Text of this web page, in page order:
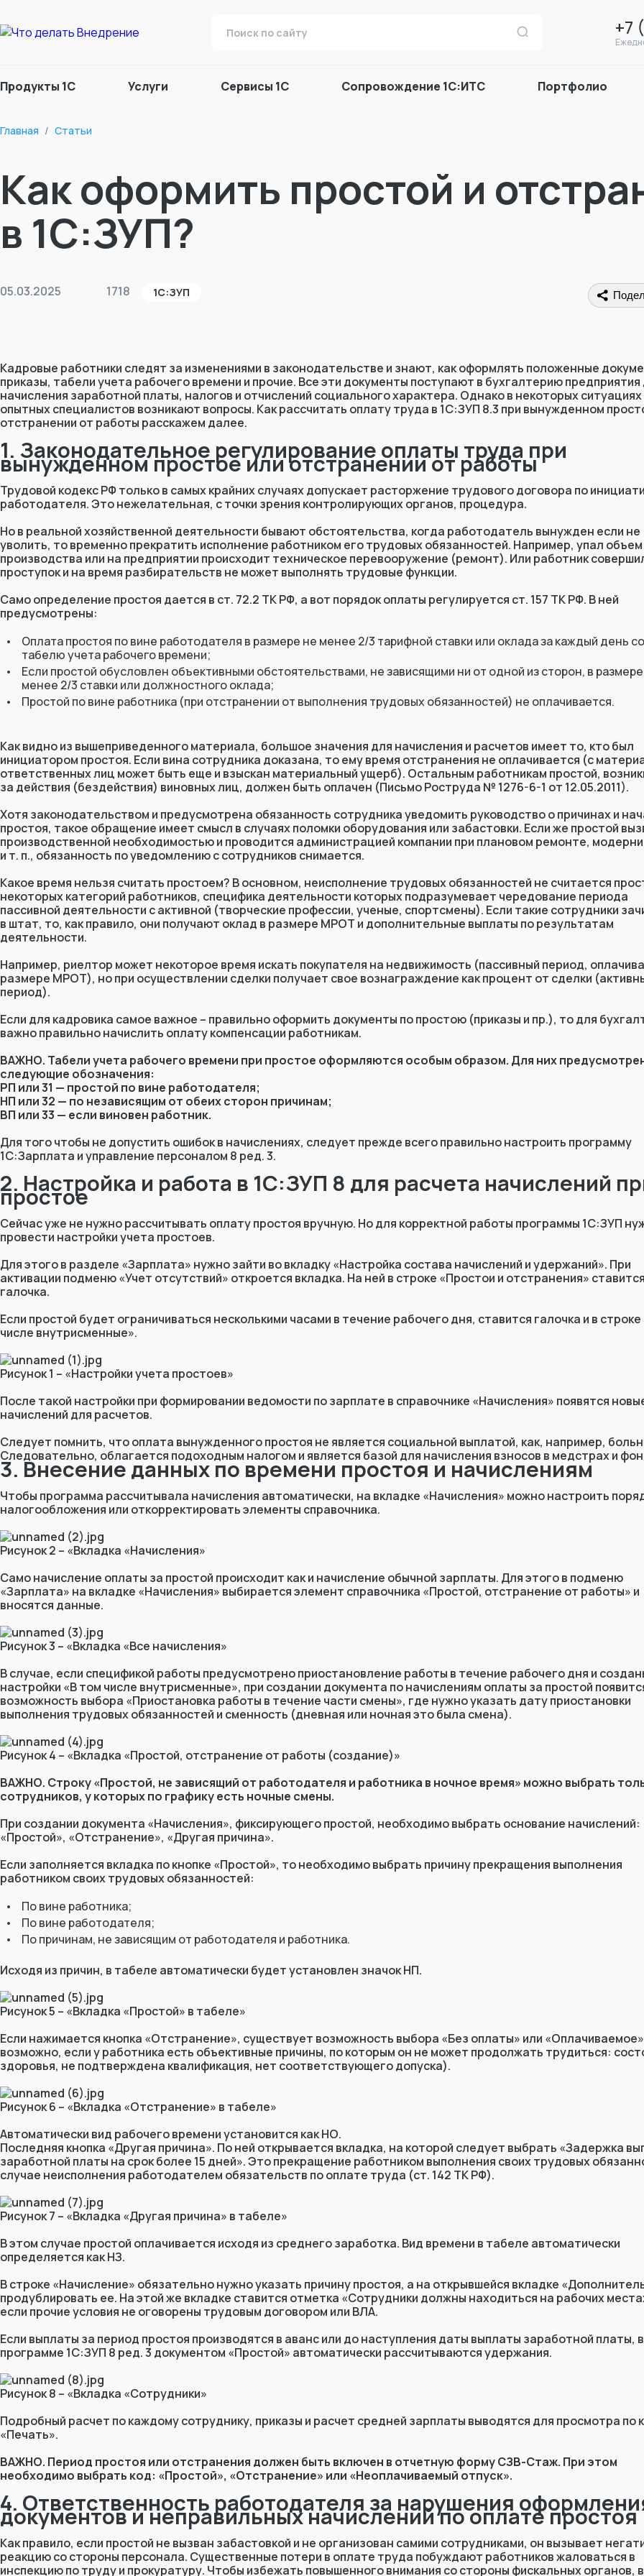
+7
Продукты 1С Услуги Сервисы 1С Сопровождение 1С:ИТС Портфолио
Главная / Статьи
Как оформить простой и
в 1С:ЗУП?
05.03.2025 1718 1С:ЗУП
Кадровые работники следят за изменениями в законодательстве и знают, как оформлять положенные
приказы, табели учета рабочего времени и прочие. Все эти документы поступают в бухгалтерию предприятия
начисления заработной платы, налогов и отчислений социального характера. Однако в некоторых
опытных специалистов возникают вопросы. Как рассчитать оплату труда в 1С:ЗУП 8.3 при вынужденном
отстранении от работы расскажем далее.
1. Законодательное регулирование оплаты труда при
вынужденном простое или отстранении от работы
Трудовой кодекс РФ только в самых крайних случаях допускает расторжение трудового договора по
работодателя. Это нежелательная, с точки зрения контролирующих органов, процедура.
Но в реальной хозяйственной деятельности бывают обстоятельства, когда работодатель вынужден если не
уволить, то временно прекратить исполнение работником его трудовых обязанностей. Например, упал объем
производства или на предприятии происходит техническое перевооружение (ремонт). Или работник
проступок и на время разбирательств не может выполнять трудовые функции.
Само определение простоя дается в ст. 72.2 ТК РФ, а вот порядок оплаты регулируется ст. 157 ТК РФ. В ней
предусмотрены:
Оплата простоя по вине работодателя в размере не менее 2/3 тарифной ставки или оклада за каждый день
табелю учета рабочего времени;
Если простой обусловлен объективными обстоятельствами, не зависящими ни от одной из сторон, в
менее 2/3 ставки или должностного оклада;
Простой по вине работника (при отстранении от выполнения трудовых обязанностей) не оплачивается.
Как видно из вышеприведенного материала, большое значения для начисления и расчетов имеет то, кто был
инициатором простоя. Если вина сотрудника доказана, то ему время отстранения не оплачивается (с
ответственных лиц может быть еще и взыскан материальный ущерб). Остальным работникам простой,
за действия (бездействия) виновных лиц, должен быть оплачен (Письмо Роструда № 1276-6-1 от 12.05.2011).
Хотя законодательством и предусмотрена обязанность сотрудника уведомить руководство о причинах и
простоя, такое обращение имеет смысл в случаях поломки оборудования или забастовки. Если же простой
производственной необходимостью и проводится администрацией компании при плановом ремонте,
и т. п., обязанность по уведомлению с сотрудников снимается.
Какое время нельзя считать простоем? В основном, неисполнение трудовых обязанностей не считается
некоторых категорий работников, специфика деятельности которых подразумевает чередование периода
пассивной деятельности с активной (творческие профессии, ученые, спортсмены). Если такие сотрудники
в штат, то, как правило, они получают оклад в размере МРОТ и дополнительные выплаты по результатам
деятельности.
Например, риелтор может некоторое время искать покупателя на недвижимость (пассивный период,
размере МРОТ), но при осуществлении сделки получает свое вознаграждение как процент от сделки
период).
Если для кадровика самое важное – правильно оформить документы по простою (приказы и пр.), то для
важно правильно начислить оплату компенсации работникам.
ВАЖНО. Табели учета рабочего времени при простое оформляются особым образом. Для них
следующие обозначения:
РП или 31 — простой по вине работодателя;
НП или 32 — по независящим от обеих сторон причинам;
ВП или 33 — если виновен работник.
Для того чтобы не допустить ошибок в начислениях, следует прежде всего правильно настроить программу
1С:Зарплата и управление персоналом 8 ред. 3.
2. Настройка и работа в 1С:ЗУП 8 для расчета начислений
простое
Сейчас уже не нужно рассчитывать оплату простоя вручную. Но для корректной работы программы 1С:ЗУП
провести настройки учета простоев.
Для этого в разделе «Зарплата» нужно зайти во вкладку «Настройка состава начислений и удержаний». При
активации подменю «Учет отсутствий» откроется вкладка. На ней в строке «Простои и отстранения» ставится
галочка.
Если простой будет ограничиваться несколькими часами в течение рабочего дня, ставится галочка и в
числе внутрисменные».
Рисунок 1 – «Настройки учета простоев»
После такой настройки при формировании ведомости по зарплате в справочнике «Начисления» появятся
начислений для расчетов.
Следует помнить, что оплата вынужденного простоя не является социальной выплатой, как, например,
Следовательно, облагается подоходным налогом и является базой для начисления взносов в медстрах и
3. Внесение данных по времени простоя и начислениям
Чтобы программа рассчитывала начисления автоматически, на вкладке «Начисления» можно настроить
налогообложения или откорректировать элементы справочника.
Рисунок 2 – «Вкладка «Начисления»
Само начисление оплаты за простой происходит как и начисление обычной зарплаты. Для этого в подменю
«Зарплата» на вкладке «Начисления» выбирается элемент справочника «Простой, отстранение от работы» и
вносятся данные.
Рисунок 3 – «Вкладка «Все начисления»
В случае, если спецификой работы предусмотрено приостановление работы в течение рабочего дня и
настройки «В том числе внутрисменные», при создании документа по начислениям оплаты за простой
возможность выбора «Приостановка работы в течение части смены», где нужно указать дату приостановки
выполнения трудовых обязанностей и сменность (дневная или ночная это была смена).
Рисунок 4 – «Вкладка «Простой, отстранение от работы (создание)»
ВАЖНО. Строку «Простой, не зависящий от работодателя и работника в ночное время» можно выбрать
сотрудников, у которых по графику есть ночные смены.
При создании документа «Начисления», фиксирующего простой, необходимо выбрать основание начислений:
«Простой», «Отстранение», «Другая причина».
Если заполняется вкладка по кнопке «Простой», то необходимо выбрать причину прекращения выполнения
работником своих трудовых обязанностей:
По вине работника;
По вине работодателя;
По причинам, не зависящим от работодателя и работника.
Исходя из причин, в табеле автоматически будет установлен значок НП.
Рисунок 5 – «Вкладка «Простой» в табеле»
Если нажимается кнопка «Отстранение», существует возможность выбора «Без оплаты» или
возможно, если у работника есть объективные причины, по которым он не может продолжать трудиться:
здоровья, не подтверждена квалификация, нет соответствующего допуска).
Рисунок 6 – «Вкладка «Отстранение» в табеле»
Автоматически вид рабочего времени установится как НО.
Последняя кнопка «Другая причина». По ней открывается вкладка, на которой следует выбрать «Задержка
заработной платы на срок более 15 дней». Это прекращение работником выполнения своих трудовых
случае неисполнения работодателем обязательств по оплате труда (ст. 142 ТК РФ).
Рисунок 7 – «Вкладка «Другая причина» в табеле»
В этом случае простой оплачивается исходя из среднего заработка. Вид времени в табеле автоматически
определяется как НЗ.
В строке «Начисление» обязательно нужно указать причину простоя, а на открывшейся вкладке
продублировать ее. На этой же вкладке ставится отметка «Сотрудники должны находиться на рабочих
если прочие условия не оговорены трудовым договором или ВЛА.
Если выплаты за период простоя производятся в аванс или до наступления даты выплаты заработной платы, в
программе 1С:ЗУП 8 ред. 3 документом «Простой» автоматически рассчитываются удержания.
Рисунок 8 – «Вкладка «Сотрудники»
Подробный расчет по каждому сотруднику, приказы и расчет средней зарплаты выводятся для просмотра по
«Печать».
ВАЖНО. Период простоя или отстранения должен быть включен в отчетную форму СЗВ-Стаж. При этом
необходимо выбрать код: «Простой», «Отстранение» или «Неоплачиваемый отпуск».
4. Ответственность работодателя за нарушения
документов и неправильных начислений по оплате простоя
Как правило, если простой не вызван забастовкой и не организован самими сотрудниками, он вызывает
реакцию со стороны персонала. Существенные потери в оплате труда побуждают работников жаловаться в
инспекцию по труду и прокуратуру. Чтобы избежать повышенного внимания со стороны фискальных органов,
Получите любой ответ по 1С
В Telegram-боте
получите бесплатные консультации по
работе в 1С.
минуту!
Присоединиться